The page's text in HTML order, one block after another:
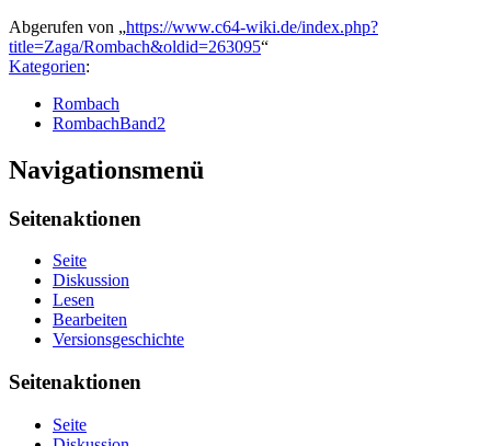
Abgerufen von „https://www.c64-wiki.de/index.php?
title=Zaga/Rombach&oldid=263095“
Kategorien:
Rombach
RombachBand2
Navigationsmenü
Seitenaktionen
Seite
Diskussion
Lesen
Bearbeiten
Versionsgeschichte
Seitenaktionen
Seite